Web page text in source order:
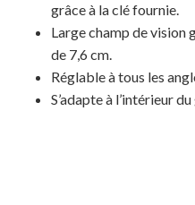
grâce à la clé fournie.
Large champ de vision
de 7,6 cm.
Réglable à tous les
S’adapte à l’intérieur